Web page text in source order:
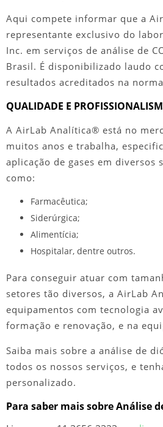
Aqui compete informar que a
representante exclusivo do
Inc. em serviços de análise de
Brasil. É disponibilizado laudo
resultados acreditados na
QUALIDADE E
A AirLab Analítica® está no
muitos anos e trabalha,
aplicação de gases em diversos
como:
Farmacêutica;
Siderúrgica;
Alimentícia;
Hospitalar, dentre outros.
Para conseguir atuar com
setores tão diversos, a AirLab
equipamentos com tecnologia
formação e renovação, e na
Saiba mais sobre a análise de
todos os nossos serviços, e
personalizado.
Para saber mais sobre Análise